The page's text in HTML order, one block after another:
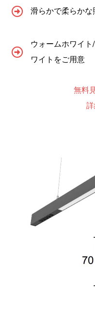
滑らかで柔らかな
ウォームホワイ
ワイトをご用意
無料